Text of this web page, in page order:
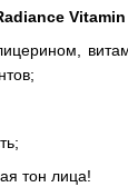
тон лица!